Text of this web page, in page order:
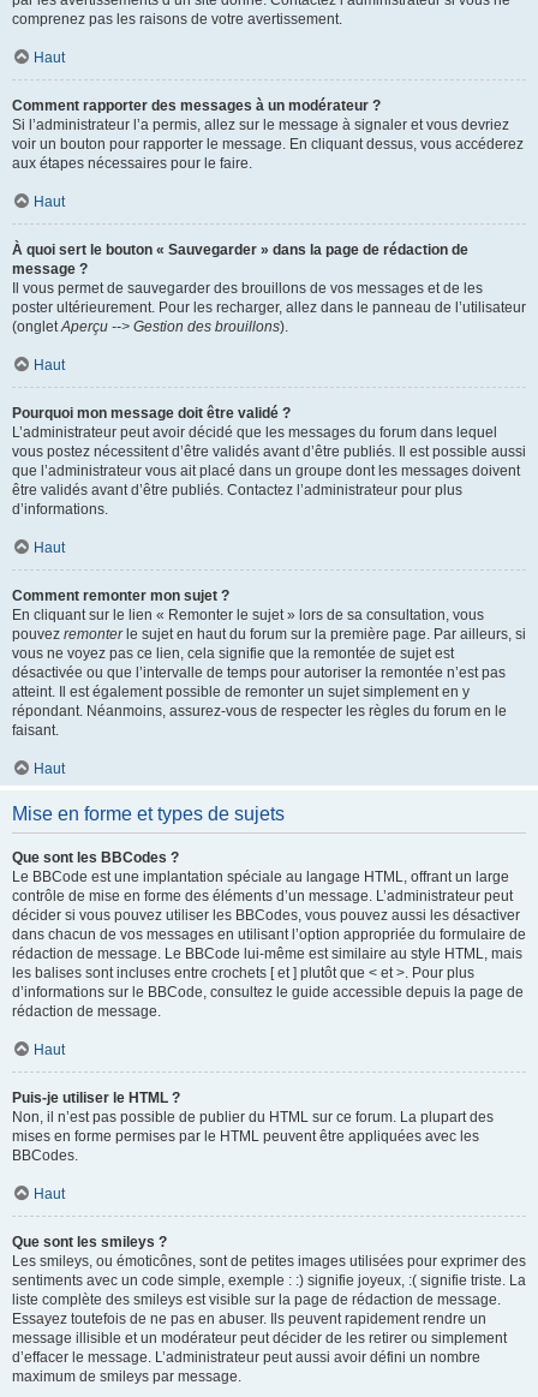
comprenez pas les raisons de votre avertissement.
Haut
Comment rapporter des messages à un modérateur ?
Si l’administrateur l’a permis, allez sur le message à signaler et vous devriez
voir un bouton pour rapporter le message. En cliquant dessus, vous accéderez
aux étapes nécessaires pour le faire.
Haut
À quoi sert le bouton « Sauvegarder » dans la page de rédaction de
message ?
Il vous permet de sauvegarder des brouillons de vos messages et de les
poster ultérieurement. Pour les recharger, allez dans le panneau de l’utilisateur
(ongletAperçu --> Gestion des brouillons).
Haut
Pourquoi mon message doit être validé ?
L’administrateur peut avoir décidé que les messages du forum dans lequel
vous postez nécessitent d’être validés avant d’être publiés. Il est possible aussi
que l’administrateur vous ait placé dans un groupe dont les messages doivent
être validés avant d’être publiés. Contactez l’administrateur pour plus
d’informations.
Haut
Comment remonter mon sujet ?
En cliquant sur le lien « Remonter le sujet » lors de sa consultation, vous
pouvez remonterle sujet en haut du forum sur la première page. Par ailleurs, si
vous ne voyez pas ce lien, cela signifie que la remontée de sujet est
désactivée ou que l’intervalle de temps pour autoriser la remontée n’est pas
atteint. Il est également possible de remonter un sujet simplement en y
répondant. Néanmoins, assurez-vous de respecter les règles du forum en le
faisant.
Haut
Mise en forme et types de sujets
Que sont les BBCodes ?
Le BBCode est une implantation spéciale au langage HTML, offrant un large
contrôle de mise en forme des éléments d’un message. L’administrateur peut
décider si vous pouvez utiliser les BBCodes, vous pouvez aussi les désactiver
dans chacun de vos messages en utilisant l’option appropriée du formulaire de
rédaction de message. Le BBCode lui-même est similaire au style HTML, mais
les balises sont incluses entre crochets [ et ] plutôt que < et >. Pour plus
d’informations sur le BBCode, consultez le guide accessible depuis la page de
rédaction de message.
Haut
Puis-je utiliser le HTML ?
Non, il n’est pas possible de publier du HTML sur ce forum. La plupart des
mises en forme permises par le HTML peuvent être appliquées avec les
BBCodes.
Haut
Que sont les smileys ?
Les smileys, ou émoticônes, sont de petites images utilisées pour exprimer des
sentiments avec un code simple, exemple : :) signifie joyeux, :( signifie triste. La
liste complète des smileys est visible sur la page de rédaction de message.
Essayez toutefois de ne pas en abuser. Ils peuvent rapidement rendre un
message illisible et un modérateur peut décider de les retirer ou simplement
d’effacer le message. L’administrateur peut aussi avoir défini un nombre
maximum de smileys par message.